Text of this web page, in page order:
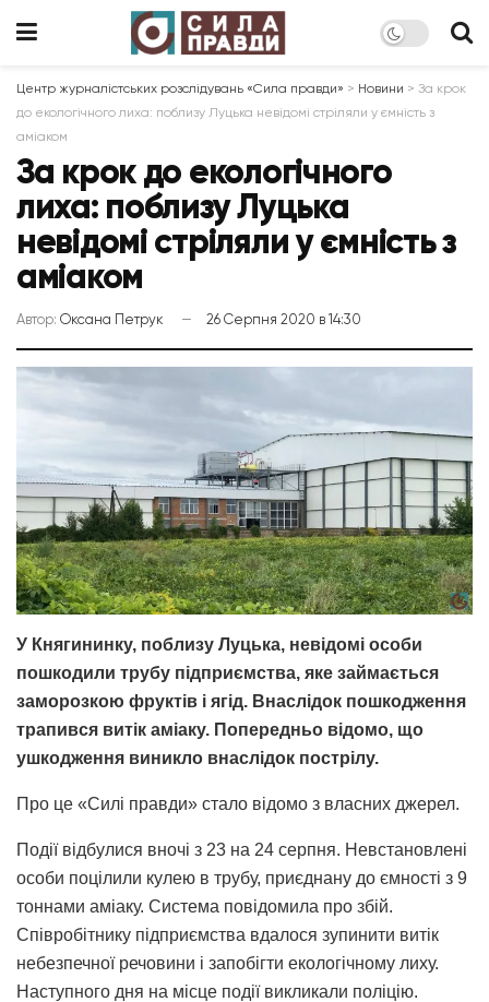
Центр журналістських розслідувань «Сила правди» > Новини > За крок
до екологічного лиха: поблизу Луцька невідомі стріляли у ємність з
аміаком
За крок до екологічного
лиха: поблизу Луцька
невідомі стріляли у ємність з
аміаком
Автор: Оксана Петрук 26 Серпня 2020 в 14:30
У Княгининку, поблизу Луцька, невідомі особи
пошкодили трубу підприємства, яке займається
заморозкою фруктів і ягід. Внаслідок пошкодження
трапився витік аміаку. Попередньо відомо, що
ушкодження виникло внаслідок пострілу.
Про це «Силі правди» стало відомо з власних джерел.
Події відбулися вночі з 23 на 24 серпня. Невстановлені
особи поцілили кулею в трубу, приєднану до ємності з 9
тоннами аміаку. Система повідомила про збій.
Співробітнику підприємства вдалося зупинити витік
небезпечної речовини і запобігти екологічному лиху.
Наступного дня на місце події викликали поліцію.